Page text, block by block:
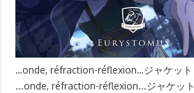
…onde, réfraction-réflexion…ジャケット
...onde, réfraction-réflexion...ジャケット